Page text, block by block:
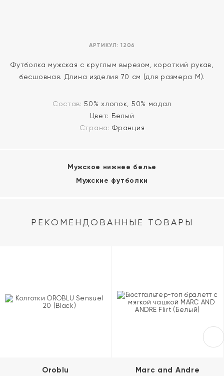
АРТИКУЛ:1206
Футболка мужская с круглым вырезом, короткий рукав,
бесшовная. Длина изделия 70 см (для размера М).
Состав:50% хлопок, 50% модал
Цвет: Белый
Страна:Франция
Мужское нижнее белье
Мужские футболки
РЕКОМЕНДОВАННЫЕ ТОВАРЫ
Oroblu Marc and Andre